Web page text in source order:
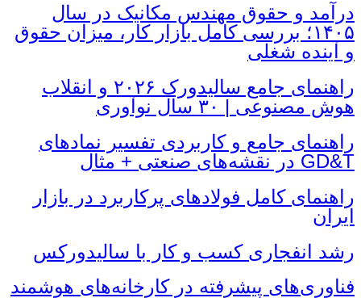
درآمد و حقوق مهندس مکانیک در سال
۱۴۰۵؛ بررسی کامل بازار کار، میزان حقوق
و آینده شغلی
راهنمای جامع سالیدورک ۲۰۲۶ و انقلاب
هوش مصنوعی | ۳۰ سال نوآوری
راهنمای جامع و کاربردی تفسیر نمادهای
GD&T در نقشه‌های صنعتی + مثال
راهنمای کامل فولادهای پرکاربرد در بازار
ایران
رشد انفجاری کسب و کار با سالیدورکس
فناوری‌های پیشرفته در کارخانه‌های هوشمند